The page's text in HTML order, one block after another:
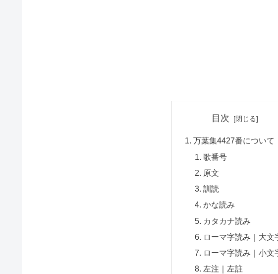
目次
万葉集4427番について
歌番号
原文
訓読
かな読み
カタカナ読み
ローマ字読み｜大文
ローマ字読み｜小文
左注｜左註